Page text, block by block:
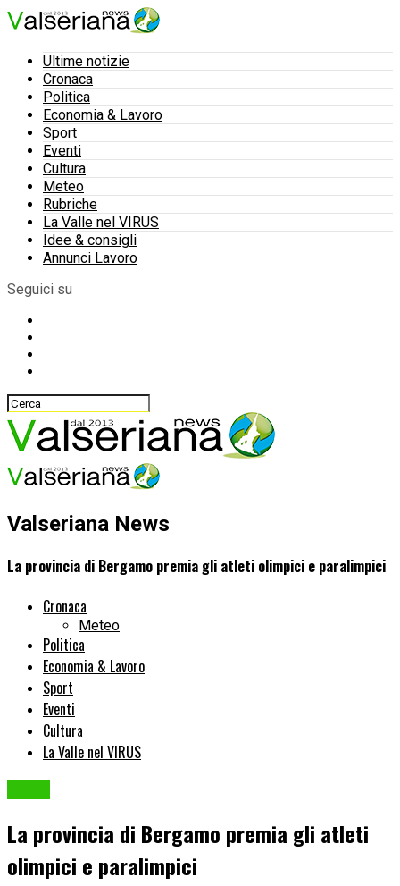
Ultime notizie
Cronaca
Politica
Economia & Lavoro
Sport
Eventi
Cultura
Meteo
Rubriche
La Valle nel VIRUS
Idee & consigli
Annunci Lavoro
Seguici su
Valseriana News
La provincia di Bergamo premia gli atleti olimpici e paralimpici
Cronaca
Meteo
Politica
Economia & Lavoro
Sport
Eventi
Cultura
La Valle nel VIRUS
La provincia di Bergamo premia gli atleti
olimpici e paralimpici